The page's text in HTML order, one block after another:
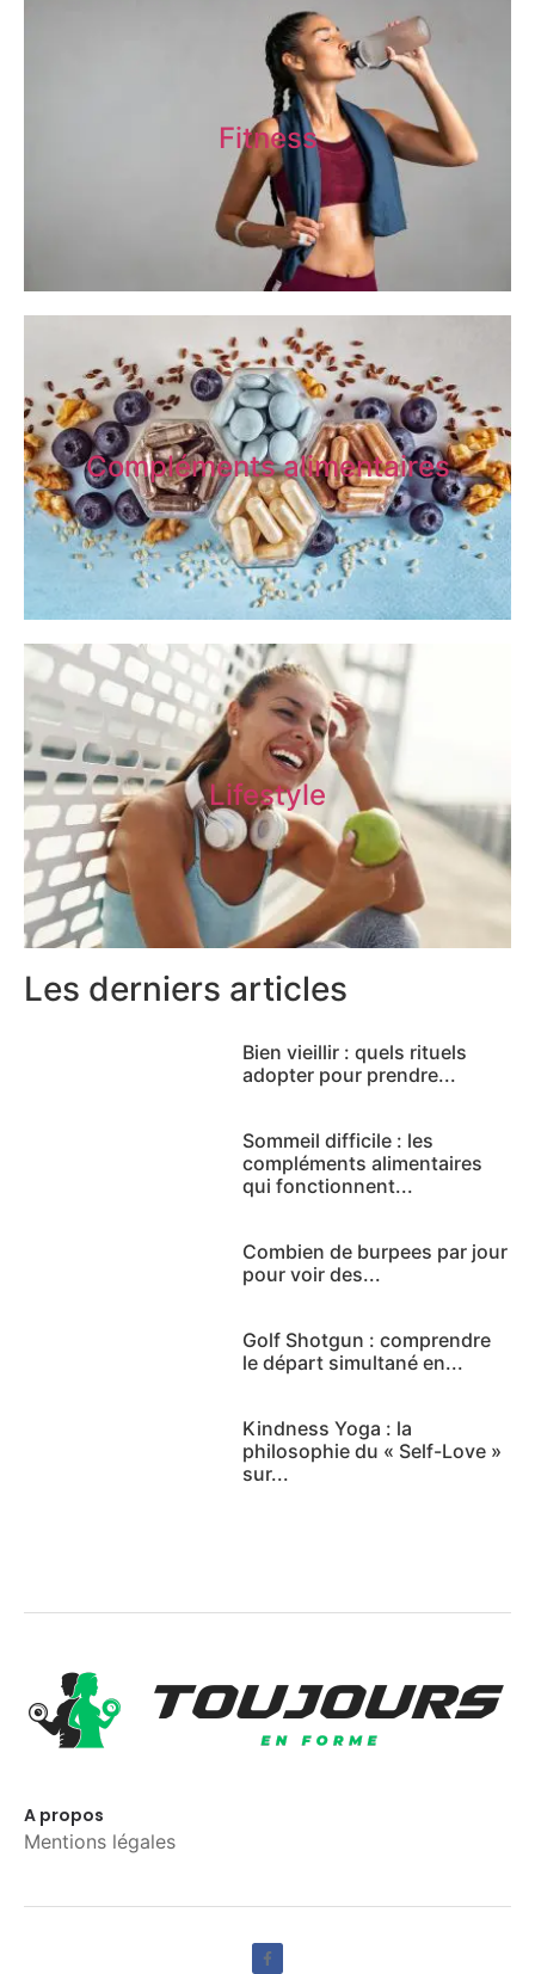
Fitness
Compléments alimentaires
Lifestyle
Les derniers articles
Bien vieillir : quels rituels
adopter pour prendre...
Sommeil difficile : les
compléments alimentaires
qui fonctionnent...
Combien de burpees par jour
pour voir des...
Golf Shotgun : comprendre
le départ simultané en...
Kindness Yoga : la
philosophie du « Self-Love »
sur...
A propos
Mentions légales